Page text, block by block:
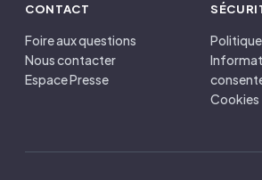
CONTACT
Foire aux questions
Nous contacter
Espace Presse
Cookies